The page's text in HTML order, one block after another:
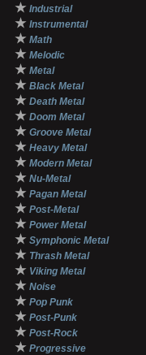
★ Industrial
★ Instrumental
★ Math
★ Melodic
★ Metal
★ Black Metal
★ Death Metal
★ Doom Metal
★ Groove Metal
★ Heavy Metal
★ Modern Metal
★ Nu-Metal
★ Pagan Metal
★ Post-Metal
★ Power Metal
★ Symphonic Metal
★ Thrash Metal
★ Viking Metal
★ Noise
★ Pop Punk
★ Post-Punk
★ Post-Rock
★ Progressive